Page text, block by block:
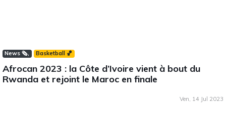
News 🗞️ Basketball 🏀
Afrocan 2023 : la Côte d’Ivoire vient à bout du
Rwanda et rejoint le Maroc en finale
Ven, 14 Jul 2023